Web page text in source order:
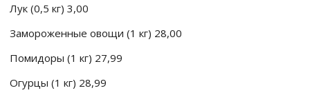
Лук (0,5 кг) 3,00
Замороженные овощи (1 кг) 28,00
Помидоры (1 кг) 27,99
Огурцы (1 кг) 28,99